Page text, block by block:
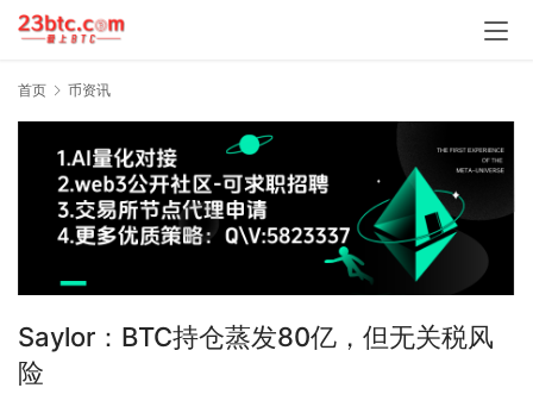
首页 币资讯
Saylor：BTC持仓蒸发80亿，但无关税风
险